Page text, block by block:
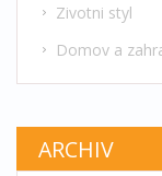
Zivotni styl
Domov a
ARCHIV